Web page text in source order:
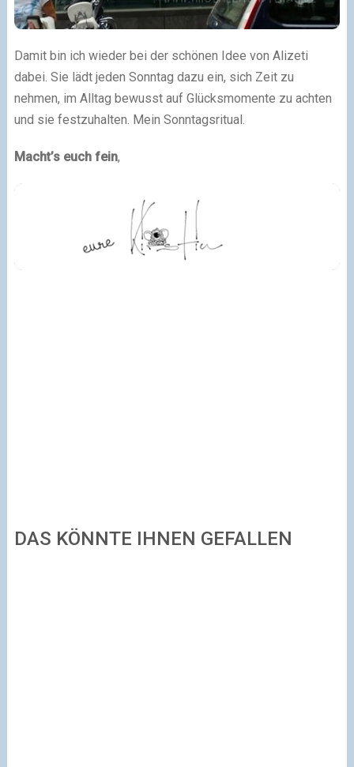
Damit bin ich wieder bei der schönen Idee von Alizeti
dabei. Sie lädt jeden Sonntag dazu ein, sich Zeit zu
nehmen, im Alltag bewusst auf Glücksmomente zu achten
und sie festzuhalten. Mein Sonntagsritual.
Macht’s euch fein,
DAS KÖNNTE IHNEN GEFALLEN